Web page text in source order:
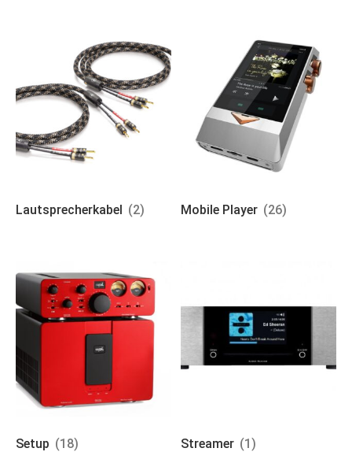
Lautsprecherkabel (2) Mobile Player (26)
Setup (18) Streamer (1)